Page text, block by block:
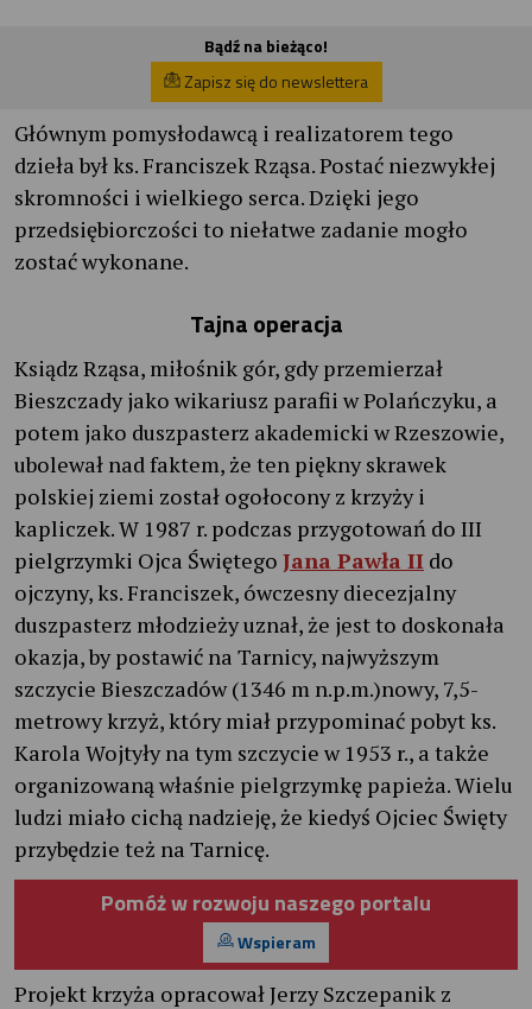
Bądź na bieżąco!
Zapisz się do newslettera
Głównym pomysłodawcą i realizatorem tego
dzieła był ks. Franciszek Rząsa. Postać niezwykłej
skromności i wielkiego serca. Dzięki jego
przedsiębiorczości to niełatwe zadanie mogło
zostać wykonane.
Tajna operacja
Ksiądz Rząsa, miłośnik gór, gdy przemierzał
Bieszczady jako wikariusz parafii w Polańczyku, a
potem jako duszpasterz akademicki w Rzeszowie,
ubolewał nad faktem, że ten piękny skrawek
polskiej ziemi został ogołocony z krzyży i
kapliczek. W 1987 r. podczas przygotowań do III
pielgrzymki Ojca Świętego Jana Pawła II do
ojczyny, ks. Franciszek, ówczesny diecezjalny
duszpasterz młodzieży uznał, że jest to doskonała
okazja, by postawić na Tarnicy, najwyższym
szczycie Bieszczadów (1346 m n.p.m.)nowy, 7,5-
metrowy krzyż, który miał przypominać pobyt ks.
Karola Wojtyły na tym szczycie w 1953 r., a także
organizowaną właśnie pielgrzymkę papieża. Wielu
ludzi miało cichą nadzieję, że kiedyś Ojciec Święty
przybędzie też na Tarnicę.
Pomóż w rozwoju naszego portalu
Wspieram
Projekt krzyża opracował Jerzy Szczepanik z